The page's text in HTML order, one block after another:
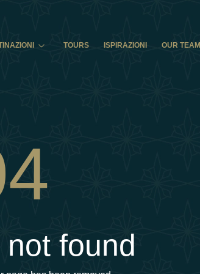
TOURS ISPIRAZIONI OUR TEAM
found